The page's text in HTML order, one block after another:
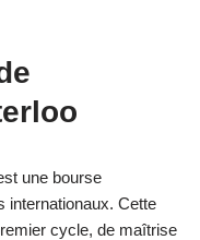
une bourse
internationaux. Cette
cycle, de maîtrise